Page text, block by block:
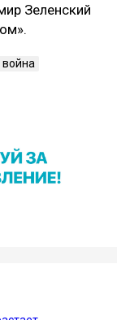
Зеленский
война